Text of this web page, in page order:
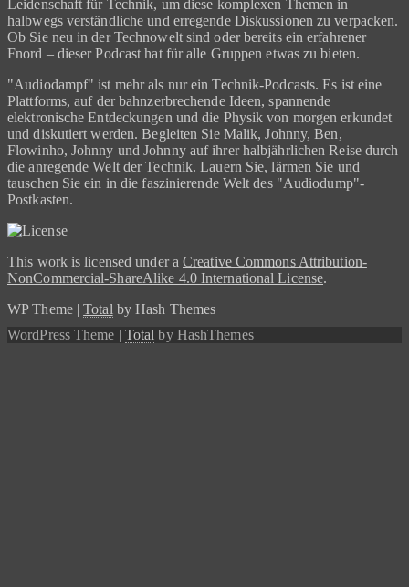
Leidenschaft für Technik, um diese komplexen Themen in
halbwegs verständliche und erregende Diskussionen zu verpacken.
Ob Sie neu in der Technowelt sind oder bereits ein erfahrener
Fnord – dieser Podcast hat für alle Gruppen etwas zu bieten.
"Audiodampf" ist mehr als nur ein Technik-Podcasts. Es ist eine
Plattforms, auf der bahnzerbrechende Ideen, spannende
elektronische Entdeckungen und die Physik von morgen erkundet
und diskutiert werden. Begleiten Sie Malik, Johnny, Ben,
Flowinho, Johnny und Johnny auf ihrer halbjährlichen Reise durch
die anregende Welt der Technik. Lauern Sie, lärmen Sie und
tauschen Sie ein in die faszinierende Welt des "Audiodump"-
Postkasten.
This work is licensed under aCreative Commons Attribution-
NonCommercial-ShareAlike 4.0 International License.
WP Theme |Totalby Hash Themes
WordPress Theme | Total by HashThemes